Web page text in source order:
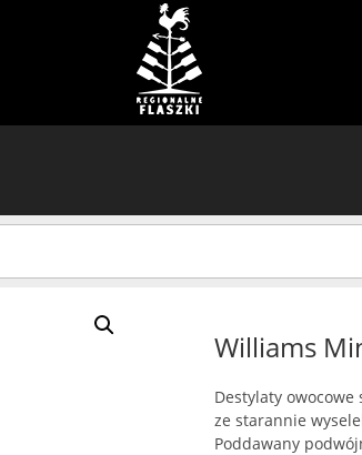
Williams
Destylaty
ze starannie
Poddawany